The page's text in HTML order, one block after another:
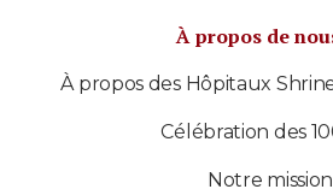
À propos de
À propos des Hôpitaux
Célébration des
Notre mission